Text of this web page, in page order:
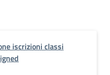
iscrizioni classi